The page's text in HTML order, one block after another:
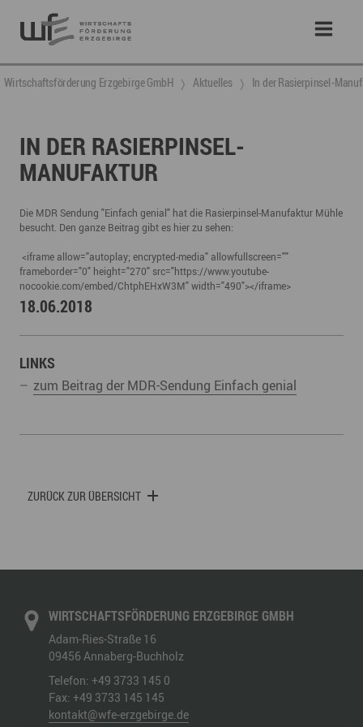
Wirtschaftsförderung Erzgebirge GmbH Aktuelles In der Rasierpinsel-
IN DER RASIERPINSEL-
MANUFAKTUR
Die MDR Sendung "Einfach genial" hat die Rasierpinsel-Manufaktur Mühle
besucht. Den ganze Beitrag gibt es hier zu sehen:
<iframe allow="autoplay; encrypted-media" allowfullscreen=""
frameborder="0" height="270" src="https://www.youtube-
nocookie.com/embed/ChtphEHxW3M" width="490"></iframe>
18.06.2018
LINKS
zum Beitrag der MDR-Sendung Einfach genial
ZURÜCK ZUR ÜBERSICHT
WIRTSCHAFTSFÖRDERUNG ERZGEBIRGE GMBH
Adam-Ries-Straße 16
09456 Annaberg-Buchholz
Telefon: +49 3733 145 0
Fax: +49 3733 145 145
kontakt@wfe-erzgebirge.de